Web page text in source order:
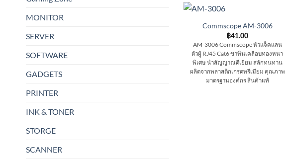
MONITOR
SERVER
SOFTWARE
GADGETS
PRINTER
INK & TONER
STORGE
SCANNER
Commscope AM-3006
฿41.00
AM-3006 Commscope หัวแจ็คแลน
ตัวผู้ RJ45 Cat6 ขาพินเคลือบทองหนา
พิเศษ นำสัญญาณดีเยี่ยม สลักทนทาน
ผลิตจากพลาสติกเกรดพรีเมียม คุณภาพ
มาตรฐานองค์กร สินค้าแท้